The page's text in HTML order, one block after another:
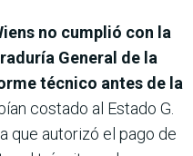
no cumplió con la
General de la
téc­nico antes de la
costado al Estado G.
que autorizó el pago de